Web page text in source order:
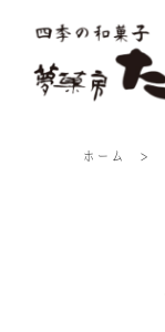
ホーム >